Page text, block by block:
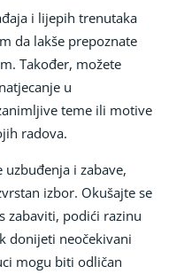
i lijepih trenutaka
da lakše prepoznate
Također, možete
u
teme ili motive
radova.
uzbuđenja i zabave,
izbor. Okušajte se
zabaviti, podići razinu
donijeti neočekivani
mogu biti odličan